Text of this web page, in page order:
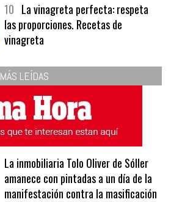
10 La vinagreta perfecta: respeta
las proporciones. Recetas de
vinagreta
MÁS LEÍDAS
La inmobiliaria Tolo Oliver de Sóller
amanece con pintadas a un día de la
manifestación contra la masificación